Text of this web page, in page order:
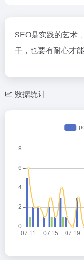
SEO是实践的艺术
干，也要有耐心才能
数据统计